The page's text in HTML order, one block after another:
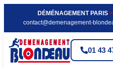
DÉMÉNAGEMENT PARIS >
contact@demenagement-
01 43